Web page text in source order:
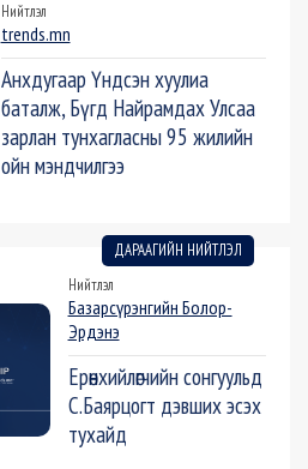
Нийтлэл
trends.mn
Анхдугаар Үндсэн хуулиа
баталж, Бүгд Найрамдах Улсаа
зарлан тунхагласны 95 жилийн
ойн мэндчилгээ
ДАРААГИЙН НИЙТЛЭЛ
Нийтлэл
Базарсүрэнгийн Болор-
Эрдэнэ
Ерөнхийлөгчийн сонгуульд
С.Баярцогт дэвших эсэх
тухайд